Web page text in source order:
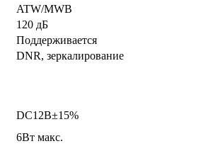
ATW/MWB
120 дБ
Поддерживается
DNR, зеркалирование
DC12В±15%
6Вт макс.